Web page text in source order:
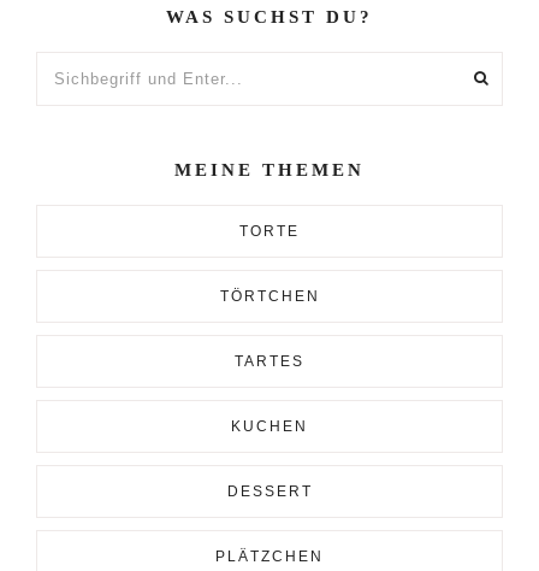
WAS SUCHST DU?
MEINE THEMEN
TORTE
TÖRTCHEN
TARTES
KUCHEN
DESSERT
PLÄTZCHEN